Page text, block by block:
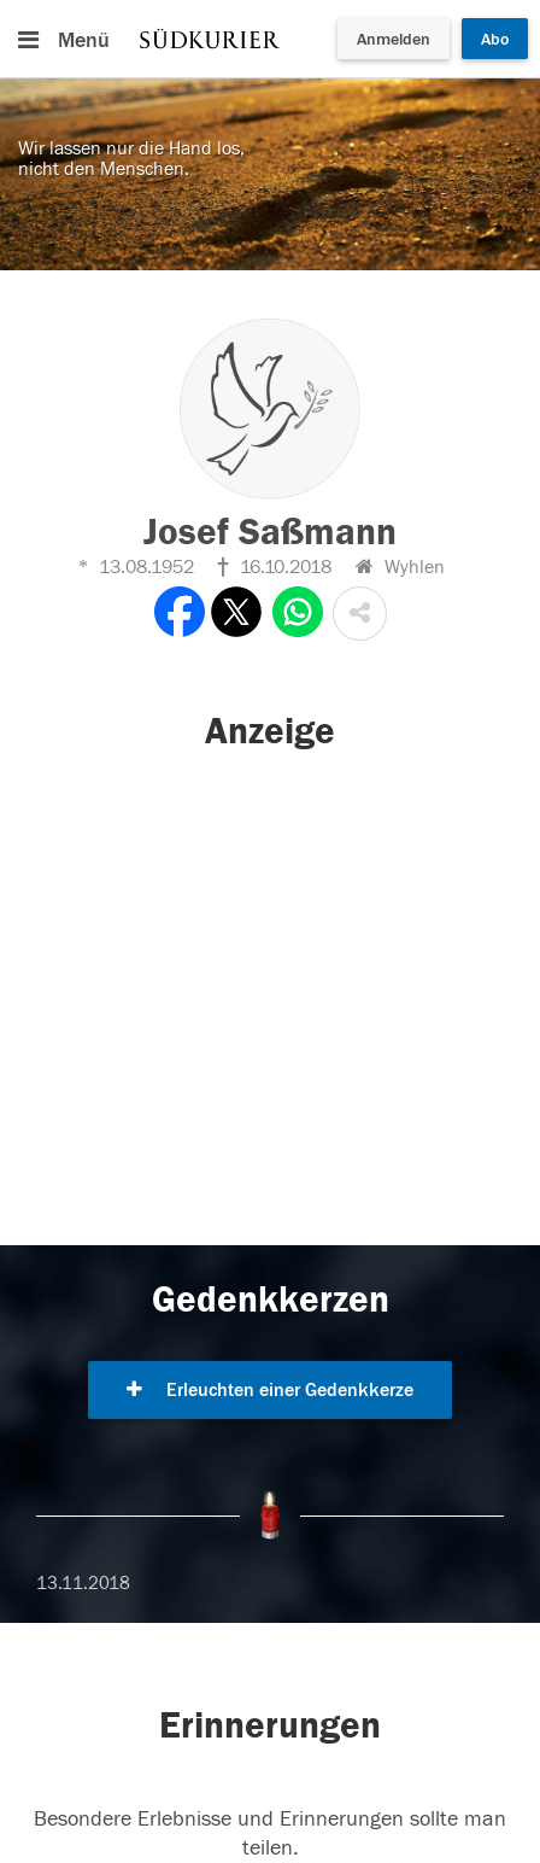
Menü Anmelden Abo
Wir lassen nur die Hand los,
nicht den Menschen.
Josef Saßmann
13.08.1952 16.10.2018 Wyhlen
Anzeige
Gedenkkerzen
Erleuchten einer Gedenkkerze
13.11.2018
Erinnerungen
Besondere Erlebnisse und Erinnerungen sollte man
teilen.